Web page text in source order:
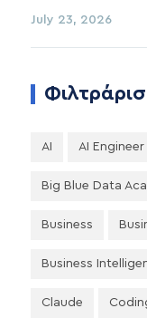
July 23, 2026
AI AI Engineer
Big Blue Data
Business
Business
Claude